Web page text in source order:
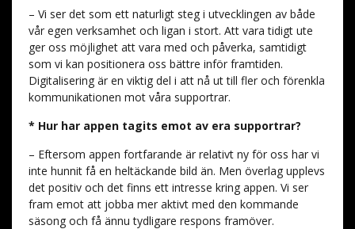
– Vi ser det som ett naturligt steg i utvecklingen av både
vår egen verksamhet och ligan i stort. Att vara tidigt ute
ger oss möjlighet att vara med och påverka, samtidigt
som vi kan positionera oss bättre inför framtiden.
Digitalisering är en viktig del i att nå ut till fler och förenkla
kommunikationen mot våra supportrar.
* Hur har appen tagits emot av era supportrar?
– Eftersom appen fortfarande är relativt ny för oss har vi
inte hunnit få en heltäckande bild än. Men överlag upplevs
det positiv och det finns ett intresse kring appen. Vi ser
fram emot att jobba mer aktivt med den kommande
säsong och få ännu tydligare respons framöver.